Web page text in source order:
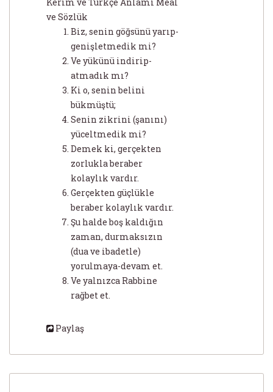
ve Sözlük
Biz, senin göğsünü yarıp-
genişletmedik mi?
Ve yükünü indirip-
atmadık mı?
Ki o, senin belini
bükmüştü;
Senin zikrini (şanını)
yüceltmedik mi?
Demek ki, gerçekten
zorlukla beraber
kolaylık vardır.
Gerçekten güçlükle
beraber kolaylık vardır.
Şu halde boş kaldığın
zaman, durmaksızın
(dua ve ibadetle)
yorulmaya-devam et.
Ve yalnızca Rabbine
rağbet et.
Paylaş